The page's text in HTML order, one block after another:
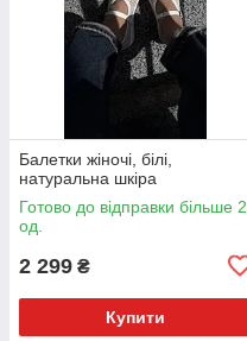
Балетки жіночі, білі,
натуральна шкіра
Готово до відправки більше 2
од.
2 299 ₴
Купити